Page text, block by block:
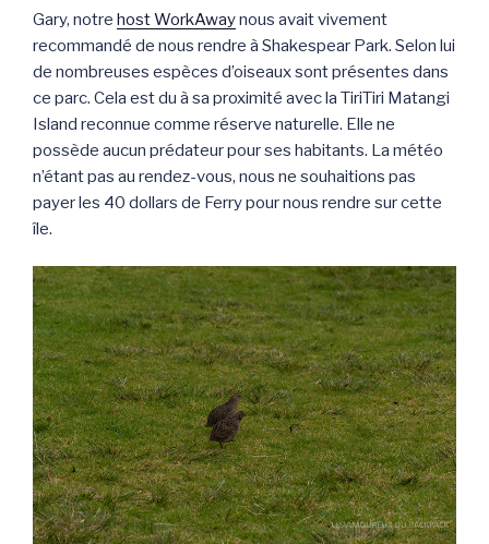
Gary, notre host WorkAwaynous avait vivement
recommandé de nous rendre à Shakespear Park. Selon lui
de nombreuses espèces d’oiseaux sont présentes dans
ce parc. Cela est du à sa proximité avec la TiriTiri Matangi
Island reconnue comme réserve naturelle. Elle ne
possède aucun prédateur pour ses habitants. La météo
n’étant pas au rendez-vous, nous ne souhaitions pas
payer les 40 dollars de Ferry pour nous rendre sur cette
île.